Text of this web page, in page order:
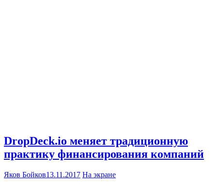
DropDeck.io меняет традиционную
практику финансирования компаний
Яков Бойков13.11.2017 На экране